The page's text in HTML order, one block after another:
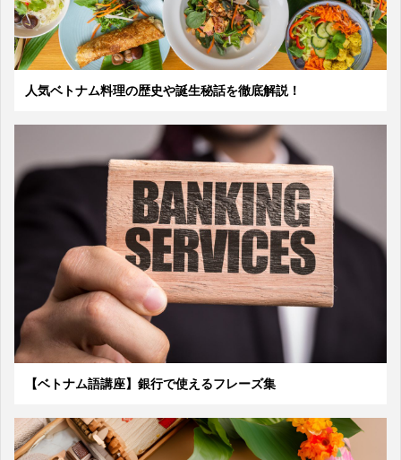
人気ベトナム料理の歴史や誕生秘話を徹底解説！
【ベトナム語講座】銀行で使えるフレーズ集